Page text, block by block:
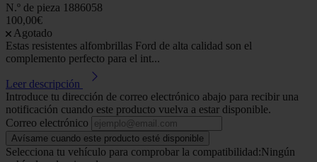
N.º de pieza 1886058
100,00€
Agotado
Estas resistentes alfombrillas Ford de alta calidad son el
complemento perfecto para el int...
Leer descripción
Introduce tu dirección de correo electrónico abajo para recibir una
notificación cuando este producto vuelva a estar disponible.
Correo electrónico
Avísame cuando este producto esté disponible
Selecciona tu vehículo para comprobar la compatibilidad:Ningún